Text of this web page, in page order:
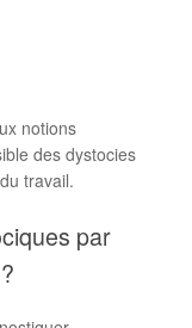
notions
des dystocies
travail.
par